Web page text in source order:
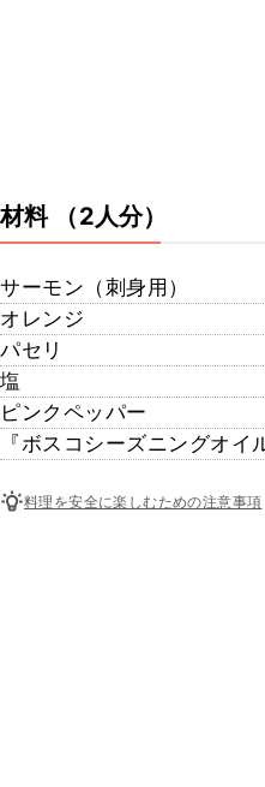
材料 （2人分）
サーモン（刺身用）
オレンジ
パセリ
塩
ピンクペッパー
『ボスコシーズニングオイ
料理を安全に楽しむための注意事項